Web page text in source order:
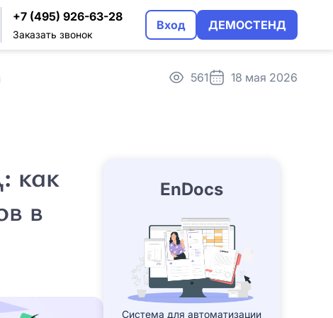
+7 (495) 926-63-28
Заказать звонок
Вход ДЕМОСТЕНД
561 18 мая 2026
как
в
EnDocs
Система для автоматизации
использовании